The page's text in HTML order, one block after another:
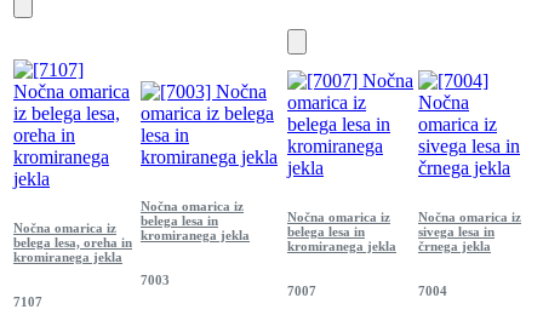
Nočna omarica iz
belega lesa, oreha in
kromiranega jekla
7107
Nočna omarica iz
belega lesa in
kromiranega jekla
7003
Nočna omarica iz
belega lesa in
kromiranega jekla
7007
Nočna omarica iz
sivega lesa in
črnega jekla
7004